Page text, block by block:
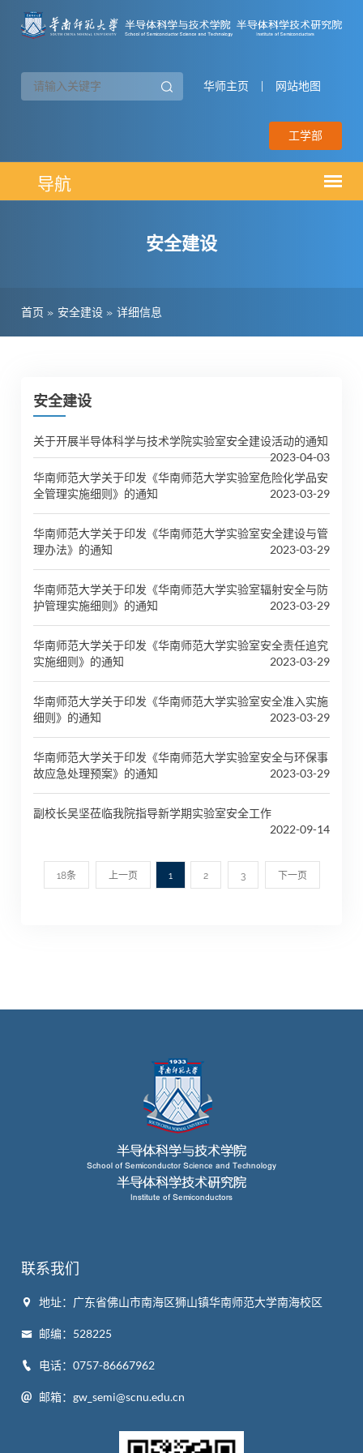
华师主页 网站地图
工学部
安全建设
首页 » 安全建设 » 详细信息
安全建设
关于开展半导体科学与技术学院实验室安全建设活动的通知
2023-04-03
华南师范大学关于印发《华南师范大学实验室危险化学品安
全管理实施细则》的通知
2023-03-29
华南师范大学关于印发《华南师范大学实验室安全建设与管
理办法》的通知
2023-03-29
华南师范大学关于印发《华南师范大学实验室辐射安全与防
护管理实施细则》的通知
2023-03-29
华南师范大学关于印发《华南师范大学实验室安全责任追究
实施细则》的通知
2023-03-29
华南师范大学关于印发《华南师范大学实验室安全准入实施
细则》的通知
2023-03-29
华南师范大学关于印发《华南师范大学实验室安全与环保事
故应急处理预案》的通知
2023-03-29
副校长吴坚莅临我院指导新学期实验室安全工作
2022-09-14
18条 上一页 1 2 3 下一页
联系我们
地址：广东省佛山市南海区狮山镇华南师范大学南海校区
邮编：528225
电话：0757-86667962
邮箱：gw_semi@scnu.edu.cn